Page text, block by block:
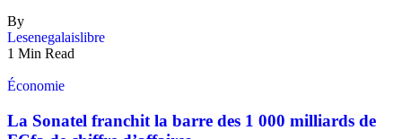
By
Lesenegalaislibre
1 Min Read
Économie
La Sonatel franchit la barre des 1 000 milliards de